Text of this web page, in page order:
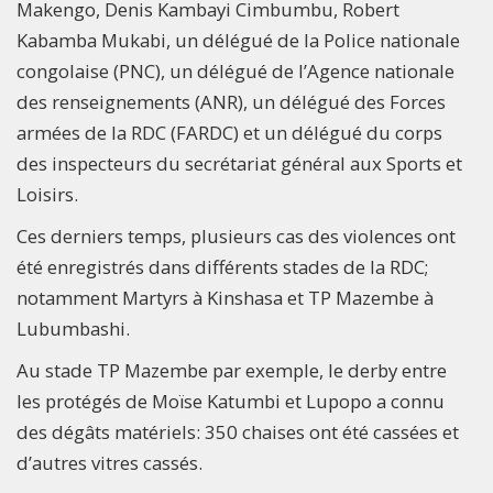
Makengo, Denis Kambayi Cimbumbu, Robert
Kabamba Mukabi, un délégué de la Police nationale
congolaise (PNC), un délégué de l’Agence nationale
des renseignements (ANR), un délégué des Forces
armées de la RDC (FARDC) et un délégué du corps
des inspecteurs du secrétariat général aux Sports et
Loisirs.
Ces derniers temps, plusieurs cas des violences ont
été enregistrés dans différents stades de la RDC;
notamment Martyrs à Kinshasa et TP Mazembe à
Lubumbashi.
Au stade TP Mazembe par exemple, le derby entre
les protégés de Moïse Katumbi et Lupopo a connu
des dégâts matériels: 350 chaises ont été cassées et
d’autres vitres cassés.